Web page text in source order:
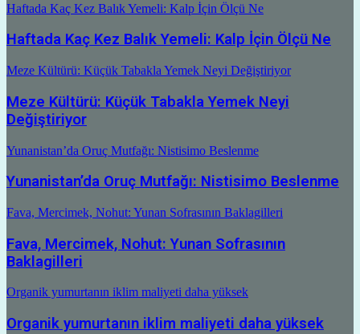
Haftada Kaç Kez Balık Yemeli: Kalp İçin Ölçü Ne
Haftada Kaç Kez Balık Yemeli: Kalp İçin Ölçü Ne
Meze Kültürü: Küçük Tabakla Yemek Neyi Değiştiriyor
Meze Kültürü: Küçük Tabakla Yemek Neyi
Değiştiriyor
Yunanistan’da Oruç Mutfağı: Nistisimo Beslenme
Yunanistan’da Oruç Mutfağı: Nistisimo Beslenme
Fava, Mercimek, Nohut: Yunan Sofrasının Baklagilleri
Fava, Mercimek, Nohut: Yunan Sofrasının
Baklagilleri
Organik yumurtanın iklim maliyeti daha yüksek
Organik yumurtanın iklim maliyeti daha yüksek